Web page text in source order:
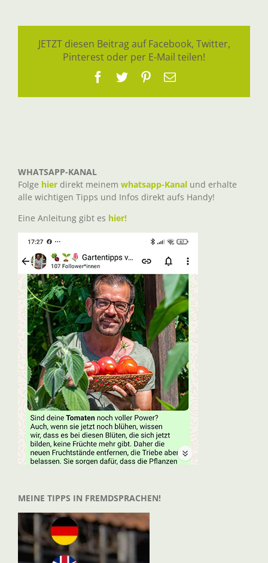
JETZT diesen Beitrag auf Facebook, Twitter,
Pinterest oder per E-Mail teilen!
Facebook
TwitterPinterest
E-
WHATSAPP-KANAL
Folge hier direkt meinem whatsapp-Kanal und erhalte
alle wichtigen Tipps und Infos direkt aufs Handy!
Eine Anleitung gibt es hier!
MEINE TIPPS IN FREMDSPRACHEN!